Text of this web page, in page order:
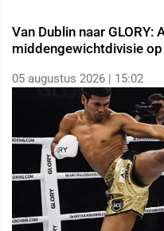
Van Dublin naar
middengewichtdivisie op
05 augustus 2026 | 15:02